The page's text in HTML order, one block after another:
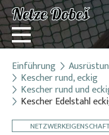
Login
Registrierung
Einführung
Kescher rund, eckig
Kescher rund und
Kescher Edelstahl